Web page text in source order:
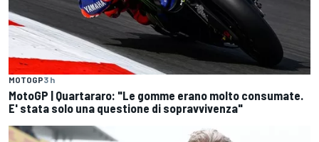
MOTOGP3 h
MotoGP | Quartararo: "Le gomme erano molto consumate.
E' stata solo una questione di sopravvivenza"